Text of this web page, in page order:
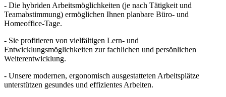
- Die hybriden Arbeitsmöglichkeiten (je nach Tätigkeit und
Teamabstimmung) ermöglichen Ihnen planbare Büro- und
Homeoffice-Tage.
- Sie profitieren von vielfältigen Lern- und
Entwicklungsmöglichkeiten zur fachlichen und persönlichen
Weiterentwicklung.
- Unsere modernen, ergonomisch ausgestatteten Arbeitsplätze
unterstützen gesundes und effizientes Arbeiten.